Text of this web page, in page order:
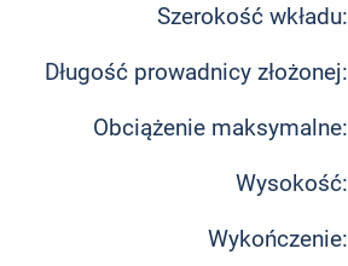
Szerokość wkładu:
Długość prowadnicy złożonej:
Obciążenie maksymalne:
Wysokość:
Wykończenie: